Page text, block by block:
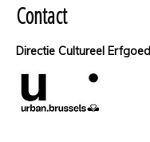
Contact
Directie Cultureel Erfgoed